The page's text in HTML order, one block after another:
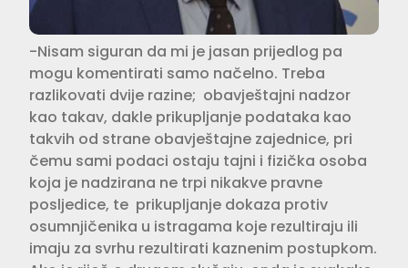
-Nisam siguran da mi je jasan prijedlog pa
mogu komentirati samo načelno. Treba
razlikovati dvije razine; obavještajni nadzor
kao takav, dakle prikupljanje podataka kao
takvih od strane obavještajne zajednice, pri
čemu sami podaci ostaju tajni i fizička osoba
koja je nadzirana ne trpi nikakve pravne
posljedice, te prikupljanje dokaza protiv
osumnjičenika u istragama koje rezultiraju ili
imaju za svrhu rezultirati kaznenim postupkom.